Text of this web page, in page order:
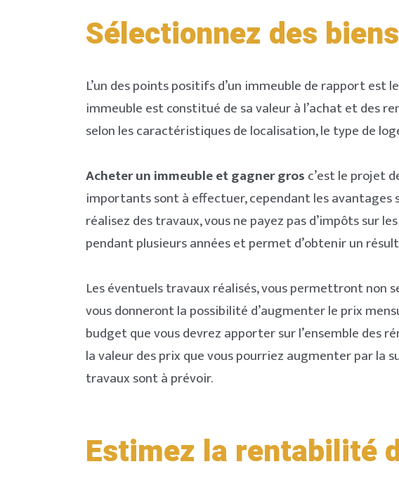
Sélectionnez des
L’un des points positifs d’un immeuble de rapport est
immeuble est constitué de sa valeur à l’achat et des
selon les caractéristiques de localisation, le type de
Acheter un immeuble et gagner grosc’est le projet
importants sont à effectuer, cependant les avantages
réalisez des travaux, vous ne payez pas d’impôts sur
pendant plusieurs années et permet d’obtenir un
Les éventuels travaux réalisés, vous permettront non
vous donneront la possibilité d’augmenter le prix
budget que vous devrez apporter sur l’ensemble des
la valeur des prix que vous pourriez augmenter par la
travaux sont à prévoir.
Estimez la rentabilité